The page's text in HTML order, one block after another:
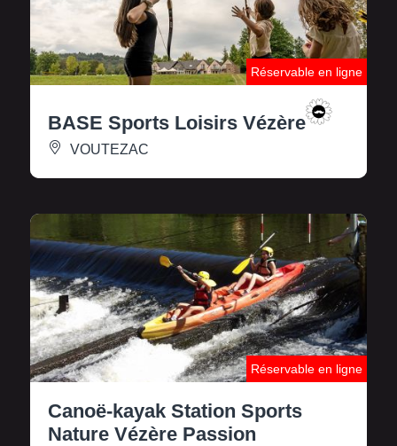
Réservable en ligne
BASE Sports Loisirs Vézère
VOUTEZAC
Réservable en ligne
Canoë-kayak Station Sports
Nature Vézère Passion